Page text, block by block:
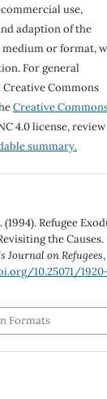
use,
adaption of the
or format,
For general
Commons
Creative
4.0 license, review
summary.
Refugee
the Causes.
Journal on Refugees
10.25071/
Formats